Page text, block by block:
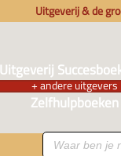
Uitgeverij & de
Uitgeverij
+ andere uitgevers
Zelfhulpboeken